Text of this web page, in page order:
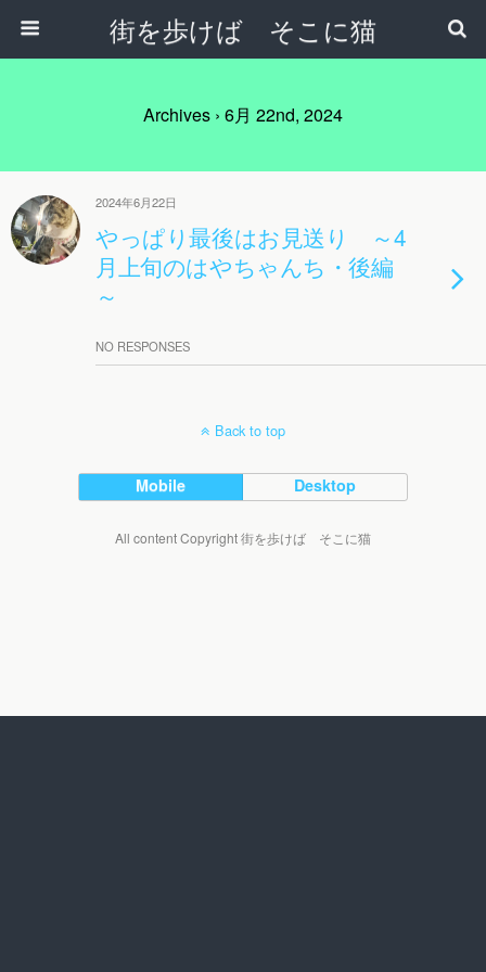
街を歩けば そこに猫
Archives › 6月 22nd, 2024
2024年6月22日
やっぱり最後はお見送り ～4
月上旬のはやちゃんち・後編
～
NO RESPONSES
Back to top
Mobile Desktop
All content Copyright 街を歩けば そこに猫